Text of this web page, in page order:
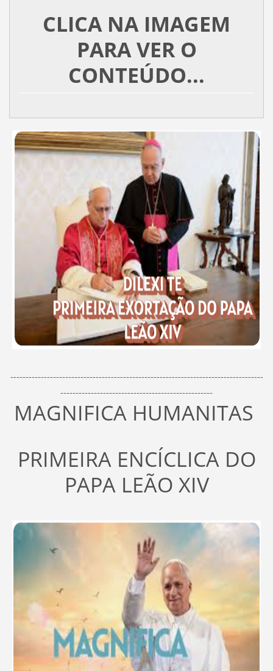
CLICA NA IMAGEM
PARA VER O
CONTEÚDO...
-----------------------------------------------------------------------------------
--------------------------------------------------
MAGNIFICA HUMANITAS
PRIMEIRA ENCÍCLICA DO
PAPA LEÃO XIV